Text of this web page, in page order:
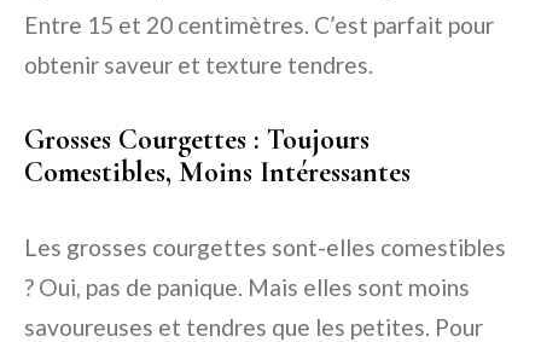
Entre 15 et 20 centimètres. C’est parfait pour
obtenir saveur et texture tendres.
Grosses Courgettes : Toujours
Comestibles, Moins Intéressantes
Les grosses courgettes sont-elles comestibles
? Oui, pas de panique. Mais elles sont moins
savoureuses et tendres que les petites. Pour